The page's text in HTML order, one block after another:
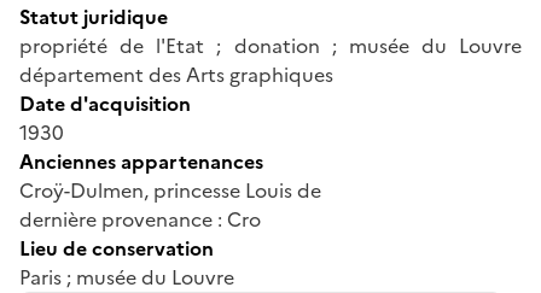
Statut juridique
propriété de l'Etat ; donation ; musée du Louvre
département des Arts graphiques
Date d'acquisition
1930
Anciennes appartenances
Croÿ-Dulmen, princesse Louis de
dernière provenance : Cro
Lieu de conservation
Paris ; musée du Louvre